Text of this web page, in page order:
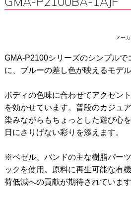
GMA-P2100BA-1AJF
メー
GMA-P2100シリーズのシンプルで
に、ブルーの差し色が映えるモデル
ボディの色味に合わせてアクセン
を効かせています。普段のカジュ
染みながらもちょっとした遊び心
日にさりげない彩りを添えます。
※ベゼル、バンドの主な樹脂パー
ックを使用。原料に再生可能な有
荷低減への貢献が期待されています